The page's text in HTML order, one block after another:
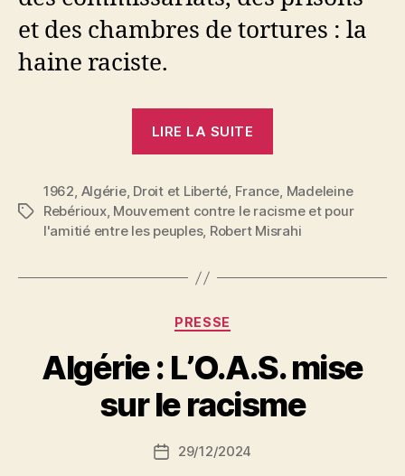
et des chambres de tortures : la
haine raciste.
LIRE LA SUITE
Les
juifs
contre
Étiquettes
1962, Algérie, Droit et Liberté, France, Madeleine
Rebérioux, Mouvement contre le racisme et pour
l'amitié entre les peuples, Robert Misrahi
Catégories
PRESSE
Algérie : L’O.A.S. mise
sur le racisme
Auteur
P
a
r
S
N
Date29/12/2024